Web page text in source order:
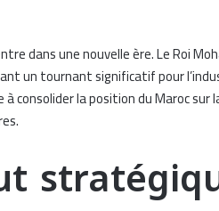
dans une nouvelle ère. Le Roi
un tournant significatif pour
à consolider la position du Maroc